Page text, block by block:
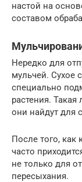
настой на
составом
Нередко для
мульчей. Сухое
специально
растения.
они найдут для
После того, как
часто
не только для
пересыхания.